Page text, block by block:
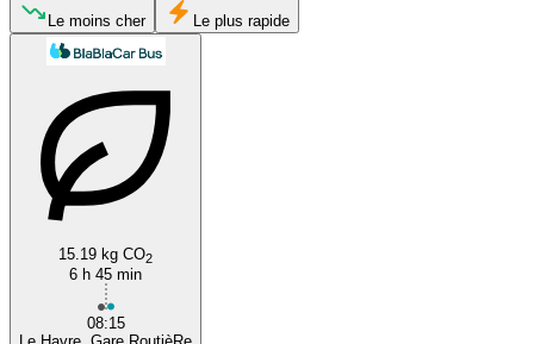
Vannes
Le moins cher Le plus rapide
15.19 kg CO2
6 h 45 min
08:15